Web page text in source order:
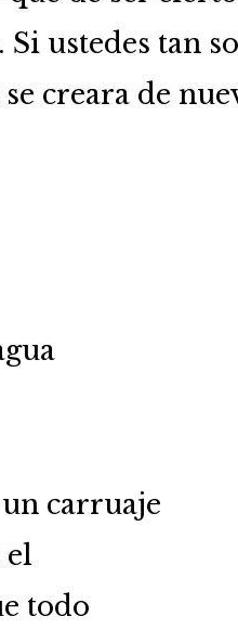
ustedes tan
creara de
carruaje
el
todo